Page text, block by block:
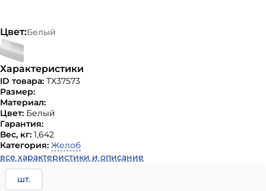
Цвет:Белый
Характеристики
ID товара: ТХ37573
Размер:
Материал:
Цвет: Белый
Гарантия:
Вес, кг: 1,642
Категория: Желоб
все характеристики и описание
шт.